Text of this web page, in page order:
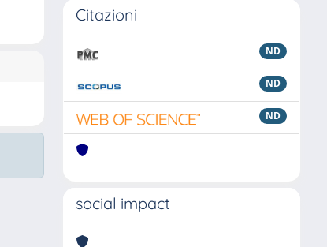
Citazioni
ND
ND
ND
social impact